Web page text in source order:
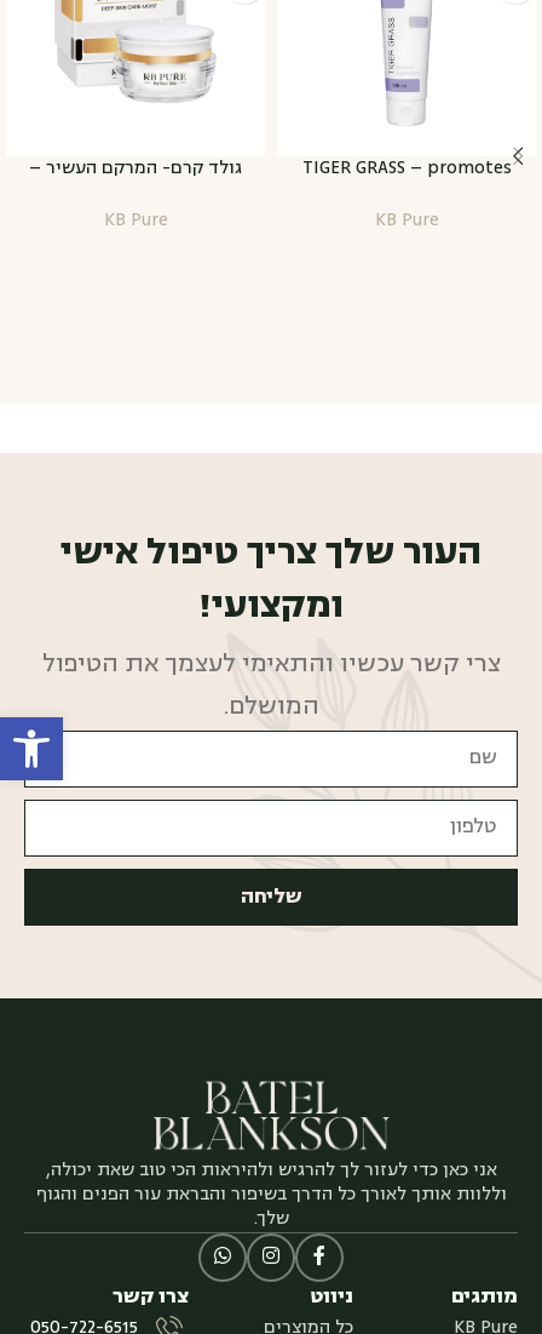
פתח
TIGER GRASS – promotes
KB Pure
גולד קרם- המרקם העשיר –
KB Pure
העור שלך צריך טיפול אישי
ומקצועי!
צרי קשר עכשיו והתאימי לעצמך את הטיפול
המושלם.
שליחה
אני כאן כדי לעזור לך להרגיש ולהיראות הכי טוב שאת יכולה,
וללוות אותך לאורך כל הדרך בשיפור והבראת עור הפנים והגוף
שלך.
מותגים
KB Pure
ניווט
כל המוצרים
צרו קשר
050-722-6515